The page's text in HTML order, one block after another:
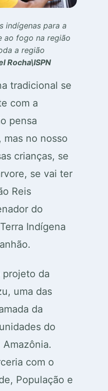
indígenas para a
ao fogo na região
a região
Rocha\ISPN
tradicional se
com a
pensa
no nosso
crianças, se
se vai ter
Reis
do
Indígena
projeto da
uma das
da
do
com o
População e